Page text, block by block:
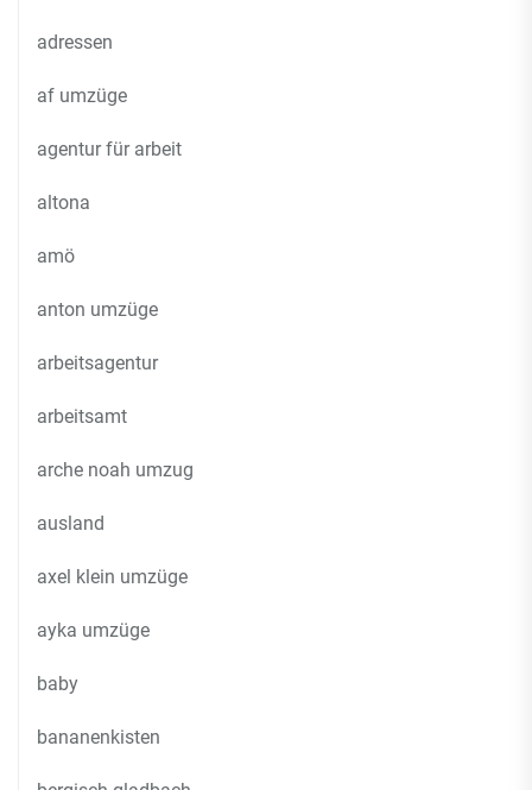
adressen
af umzüge
agentur für arbeit
altona
amö
anton umzüge
arbeitsagentur
arbeitsamt
arche noah umzug
ausland
axel klein umzüge
ayka umzüge
baby
bananenkisten